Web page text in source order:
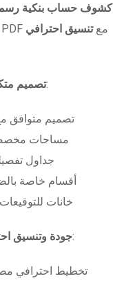
كشوف حساب بنكية
متطلبات التمويل. متوفر بصيغتي Word و PDF معتنسيق احترافي
تصميميتضمن الملف:
تصميم متوافق
مساحات مخصصة
جداول
أقسام خاصة
خانات
جودة وتنسيقبـ:
تخطيط احترافي